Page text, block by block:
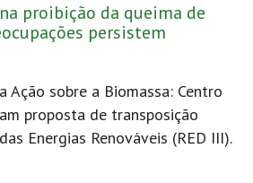
proibição da queima de
persistem
Ação sobre a Biomassa: Centro
proposta de transposição
Energias Renováveis (RED III).